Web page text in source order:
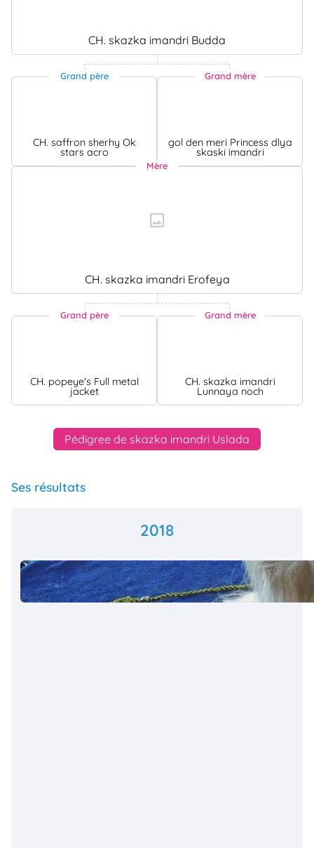
CH. skazka imandri Budda
Grand père
CH. saffron sherhy Ok
stars acro
Grand mère
gol den meri Princess dlya
skaski imandri
Mère
CH. skazka imandri Erofeya
Grand père
CH. popeye's Full metal
jacket
Grand mère
CH. skazka imandri
Lunnaya noch
Pédigree de skazka imandri Uslada
Ses résultats
2018